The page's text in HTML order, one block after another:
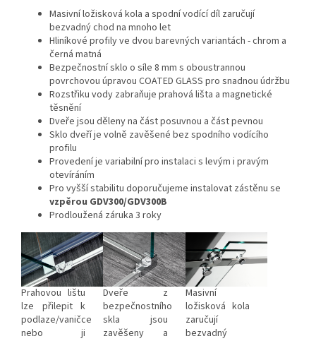
Masivní ložisková kola a spodní vodící díl zaručují
bezvadný chod na mnoho let
Hliníkové profily ve dvou barevných variantách - chrom a
černá matná
Bezpečnostní sklo o síle 8 mm s oboustrannou
povrchovou úpravou COATED GLASS pro snadnou údržbu
Rozstřiku vody zabraňuje prahová lišta a magnetické
těsnění
Dveře jsou děleny na část posuvnou a část pevnou
Sklo dveří je volně zavěšené bez spodního vodícího
profilu
Provedení je variabilní pro instalaci s levým i pravým
otevíráním
Pro vyšší stabilitu doporučujeme instalovat zástěnu se
vzpěrou GDV300/GDV300B
Prodloužená záruka 3 roky
Prahovou lištu
lze přilepit k
podlaze/vaničce
nebo ji
Dveře z
bezpečnostního
skla jsou
zavěšeny a
Masivní
ložisková kola
zaručují
bezvadný